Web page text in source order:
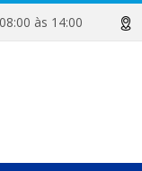
08:00 às 14:00